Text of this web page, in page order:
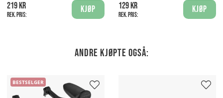
219 kr
Rek. pris:
Kjøp
129 kr
Rek. pris:
Kjøp
Andre kjøpte også:
BESTSELGER